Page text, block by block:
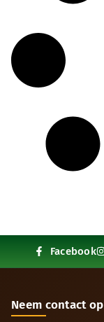
Facebook
Neem contact op